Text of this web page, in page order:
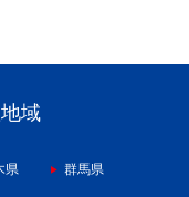
域
県 群馬県